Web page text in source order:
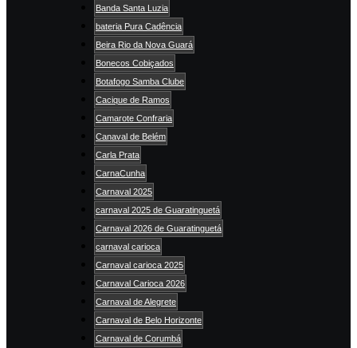
Banda Santa Luzia
bateria Pura Cadência
Beira Rio da Nova Guará
Bonecos Cobiçados
Botafogo Samba Clube
Cacique de Ramos
Camarote Confraria
Canaval de Belém
Carla Prata
CarnaCunha
Carnaval 2025
carnaval 2025 de Guaratinguetá
Carnaval 2026 de Guaratinguetá
carnaval carioca
Carnaval carioca 2025
Carnaval Carioca 2026
Carnaval de Alegrete
Carnaval de Belo Horizonte
Carnaval de Corumbá